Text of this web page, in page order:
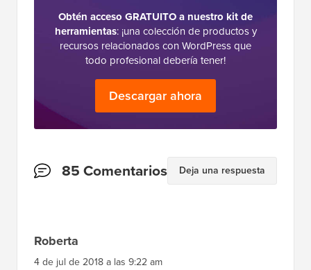
Obtén acceso GRATUITO a nuestro kit de
herramientas: ¡una colección de productos y
recursos relacionados con WordPress que
todo profesional debería tener!
Descargar ahora
Interacciones
85 Comentarios Deja una respuesta
Roberta
4 de jul de 2018 a las 9:22 am